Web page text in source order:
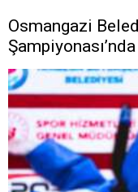
Osmangazi